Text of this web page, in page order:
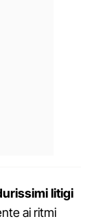
litigi
ai ritmi